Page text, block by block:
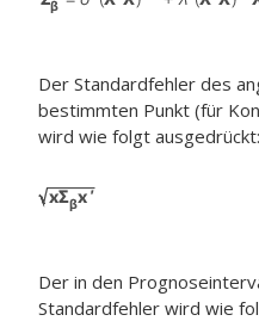
Der Standardfehler des
bestimmten Punkt (für
wird wie folgt ausgedrückt:
Der in den
Standardfehler wird wie